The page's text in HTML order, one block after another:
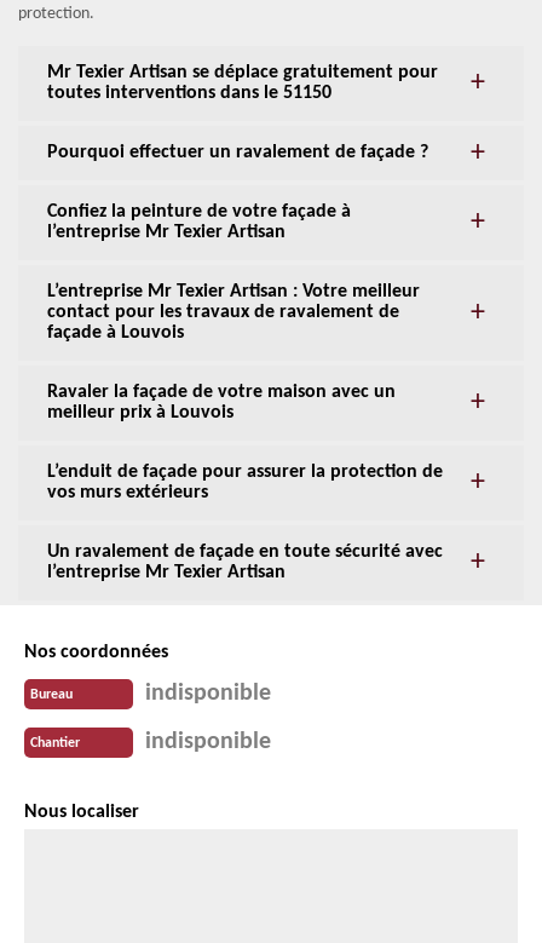
protection.
Mr Texier Artisan se déplace gratuitement pour
toutes interventions dans le 51150
Pourquoi effectuer un ravalement de façade ?
Confiez la peinture de votre façade à
l’entreprise Mr Texier Artisan
L’entreprise Mr Texier Artisan : Votre meilleur
contact pour les travaux de ravalement de
façade à Louvois
Ravaler la façade de votre maison avec un
meilleur prix à Louvois
L’enduit de façade pour assurer la protection de
vos murs extérieurs
Un ravalement de façade en toute sécurité avec
l’entreprise Mr Texier Artisan
Nos coordonnées
Bureau indisponible
Chantier indisponible
Nous localiser